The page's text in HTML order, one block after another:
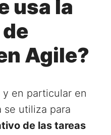
usa la
Agile?
y en particular en
se utiliza para
de las tareas